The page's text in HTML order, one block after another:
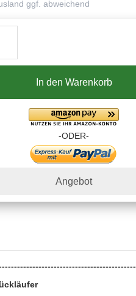
ggf. abweichend
In den Warenkorb
-ODER-
Angebot